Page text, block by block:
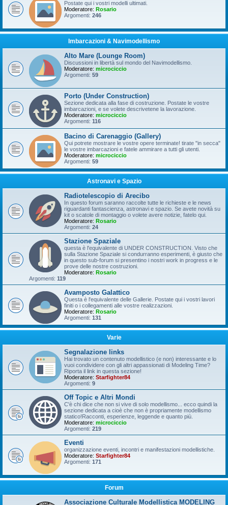
Postate qui i vostri modelli ultimati.
Moderatore: Rosario
Argomenti: 246
Imbarcazioni & Navimodellismo
Alto Mare (Lounge Room)
Discussioni in libertà sul mondo del Navimodellismo.
Moderatore: microciccio
Argomenti: 59
Porto (Under Construction)
Sezione dedicata alla fase di costruzione. Postate le vostre
imbarcazioni, e se volete descrivetene la lavorazione.
Moderatore: microciccio
Argomenti: 116
Bacino di Carenaggio (Gallery)
Qui potrete mostrare le vostre opere terminate! tirate "in secca"
le vostre imbarcazioni e fatele ammirare a tutti gli utenti.
Moderatore: microciccio
Argomenti: 59
Astronavi e Spazio
Radiotelescopio di Arecibo
In questo forum saranno raccolte tutte le richieste e le news
riguardanti fantascienza, astronavi e spazio. Se avete novità su
kit o scatole di montaggio o volete avere notizie, fatelo qui.
Moderatore: Rosario
Argomenti: 24
Stazione Spaziale
questa è l'equivalente di UNDER CONSTRUCTION. Visto che
sulla Stazione Spaziale si condurranno esperimenti, è giusto che
in questo sub-forum si presentino i nostri work in progress e le
prove delle nostre costruzioni.
Moderatore: Rosario
Argomenti: 119
Avamposto Galattico
Questa è l'equivalente delle Gallerie. Postate qui i vostri lavori
finiti o i collegamenti alle vostre realizzazioni.
Moderatore: Rosario
Argomenti: 131
Varie
Segnalazione links
Hai trovato un contenuto modellistico (e non) interessante e lo
vuoi condividere con gli altri appassionati di Modeling Time?
Riporta il link in questa sezione!
Moderatore: Starfighter84
Argomenti: 9
Off Topic e Altri Mondi
C'è chi dice che non si vive di solo modellismo... ecco quindi la
sezione dedicata a cioè che non è propriamente modellismo
statico!Racconti, esperienze, leggende e quanto più.
Moderatore: microciccio
Argomenti: 219
Eventi
organizzazione eventi, incontri e manifestazioni modellistiche.
Moderatore: Starfighter84
Argomenti: 171
Forum
Associazione Culturale Modellistica MODELING